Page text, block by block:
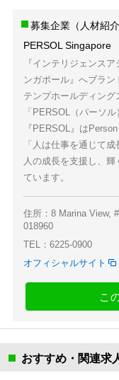
募集企業（人材紹
PERSOL Singapore
『インテリジェンス
ンガポール』へブラ
テンプホールディング
「PERSOL（パーソ
『PERSOL』は
「人は仕事を通じて
人の成長を支援し、
ています。
住所：8 Marina View,
018960
TEL：6225-0900
オフィシャルサイト
こ
おすすめ・関連求